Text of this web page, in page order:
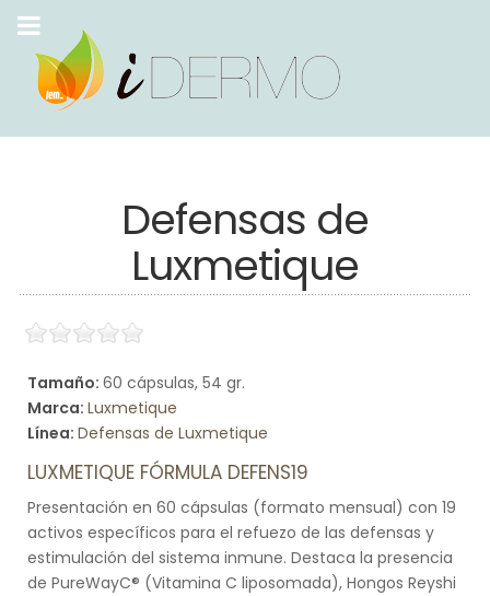
Defensas de
Luxmetique
Tamaño: 60 cápsulas, 54 gr.
Marca: Luxmetique
Línea: Defensas de Luxmetique
LUXMETIQUE FÓRMULA DEFENS19
Presentación en 60 cápsulas (formato mensual) con 19
activos específicos para el refuezo de las defensas y
estimulación del sistema inmune. Destaca la presencia
de PureWayC® (Vitamina C liposomada), Hongos Reyshi